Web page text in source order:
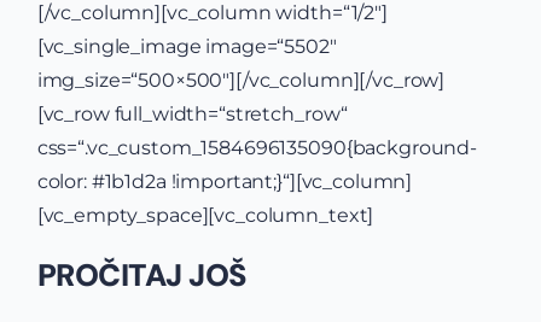
[/vc_column][vc_column width=“1/2″]
[vc_single_image image=“5502″
img_size=“500×500″][/vc_column][/vc_row]
[vc_row full_width=“stretch_row“
css=“.vc_custom_1584696135090{background-
color: #1b1d2a !important;}“][vc_column]
[vc_empty_space][vc_column_text]
PROČITAJ JOŠ